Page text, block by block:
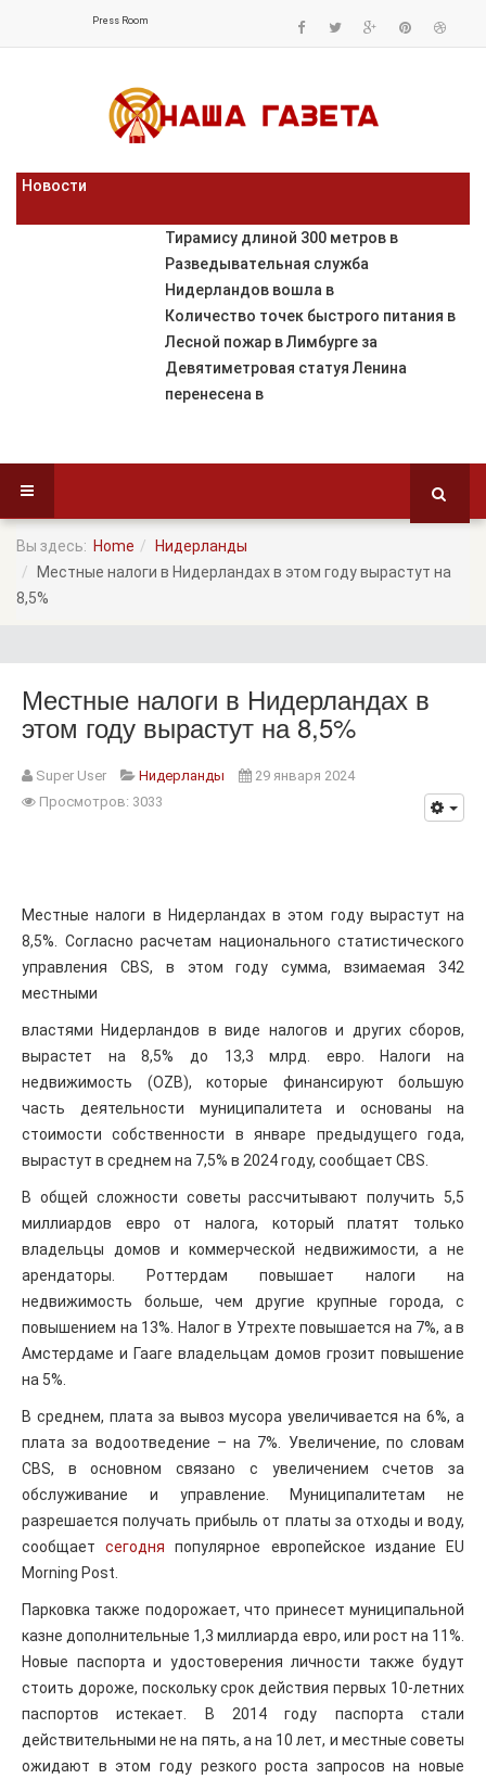
Press Room
Новости
Тирамису длиной 300 метров в
Разведывательная служба
Нидерландов вошла в
Количество точек быстрого питания в
Лесной пожар в Лимбурге за
Девятиметровая статуя Ленина
перенесена в
Вы здесь: Home
Нидерланды
Местные налоги в Нидерландах в этом году вырастут на
8,5%
Местные налоги в Нидерландах в
этом году вырастут на 8,5%
Super User Нидерланды
29 января 2024
Просмотров: 3033
Местные налоги в Нидерландах в этом году вырастут на
8,5%. Согласно расчетам национального статистического
управления CBS, в этом году сумма, взимаемая 342
местными
властями Нидерландов в виде налогов и других сборов,
вырастет на 8,5% до 13,3 млрд. евро. Налоги на
недвижимость (OZB), которые финансируют большую
часть деятельности муниципалитета и основаны на
стоимости собственности в январе предыдущего года,
вырастут в среднем на 7,5% в 2024 году, сообщает CBS.
В общей сложности советы рассчитывают получить 5,5
миллиардов евро от налога, который платят только
владельцы домов и коммерческой недвижимости, а не
арендаторы. Роттердам повышает налоги на
недвижимость больше, чем другие крупные города, с
повышением на 13%. Налог в Утрехте повышается на 7%, а в
Амстердаме и Гааге владельцам домов грозит повышение
на 5%.
В среднем, плата за вывоз мусора увеличивается на 6%, а
плата за водоотведение – на 7%. Увеличение, по словам
CBS, в основном связано с увеличением счетов за
обслуживание и управление. Муниципалитетам не
разрешается получать прибыль от платы за отходы и воду,
сообщаетсегодняпопулярное европейское издание EU
Morning Post.
Парковка также подорожает, что принесет муниципальной
казне дополнительные 1,3 миллиарда евро, или рост на 11%.
Новые паспорта и удостоверения личности также будут
стоить дороже, поскольку срок действия первых 10-летних
паспортов истекает. В 2014 году паспорта стали
действительными не на пять, а на 10 лет, и местные советы
ожидают в этом году резкого роста запросов на новые